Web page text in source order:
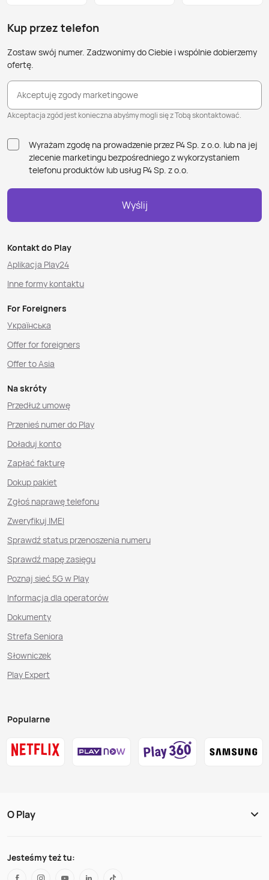
Kup przez telefon
Zostaw swój numer. Zadzwonimy do Ciebie i wspólnie dobierzemy
ofertę.
Akceptuję zgody marketingowe
Akceptacja zgód jest konieczna abyśmy mogli się z Tobą skontaktować.
Wyrażam zgodę na prowadzenie przez P4 Sp. z o.o. lub na jej
zlecenie marketingu bezpośredniego z wykorzystaniem
telefonu produktów lub usług P4 Sp. z o.o.
Wyślij
Kontakt do Play
Aplikacja Play24
Inne formy kontaktu
For Foreigners
Українська
Offer for foreigners
Offer to Asia
Na skróty
Przedłuż umowę
Przenieś numer do Play
Doładuj konto
Zapłać fakturę
Dokup pakiet
Zgłoś naprawę telefonu
Zweryfikuj IMEI
Sprawdź status przenoszenia numeru
Sprawdź mapę zasięgu
Poznaj sieć 5G w Play
Informacja dla operatorów
Dokumenty
Strefa Seniora
Słowniczek
Play Expert
Popularne
O Play
Jesteśmy też tu: